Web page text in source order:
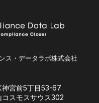
ス・データラボ株式会社
神宮前5丁目53-67
コスモスサウス302